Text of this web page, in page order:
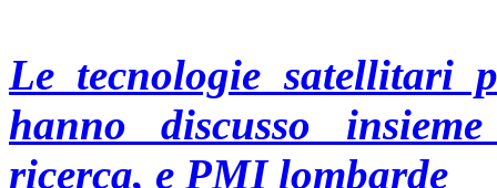
Le tecnologie satellitari
hanno discusso
ricerca, e PMI lombarde